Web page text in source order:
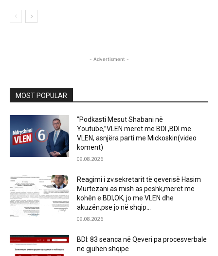
- Advertisment -
MOST POPULAR
”Podkasti Mesut Shabani në
Youtube,”VLEN meret me BDI ,BDI me
VLEN, asnjëra parti me Mickoskin(video
koment)
09.08.2026
Reagimi i zv.sekretarit të qeverisë Hasim
Murtezani as mish as peshk,meret me
kohën e BDI,OK, jo me VLEN dhe
akuzën,pse jo në shqip...
09.08.2026
BDI: 83 seanca në Qeveri pa procesverbale
në gjuhën shqipe